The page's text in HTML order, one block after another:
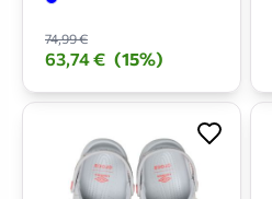
74,99 €
63,74 € (15%)